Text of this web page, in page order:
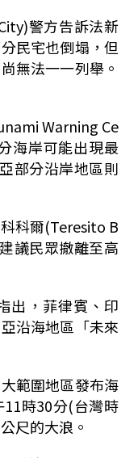
警方告訴法新
民宅也倒塌，但
無法一一列舉。
Warning Ce
海岸可能出現最
部分沿岸地區則
科爾(Teresito B
議民眾撤離至高
出，菲律賓、印
沿海地區「未來
範圍地區發布海
時30分(台灣時
尺的大浪。